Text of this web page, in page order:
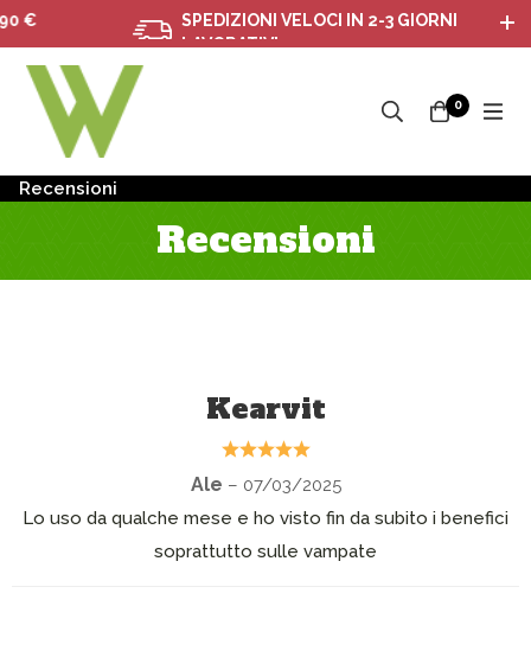
€
SPEDIZIONI VELOCI IN 2-3 GIORNI
LAVORATIVI
0
Recensioni
Recensioni
Kearvit
Ale – 07/03/2025
Lo uso da qualche mese e ho visto fin da subito i benefici
soprattutto sulle vampate